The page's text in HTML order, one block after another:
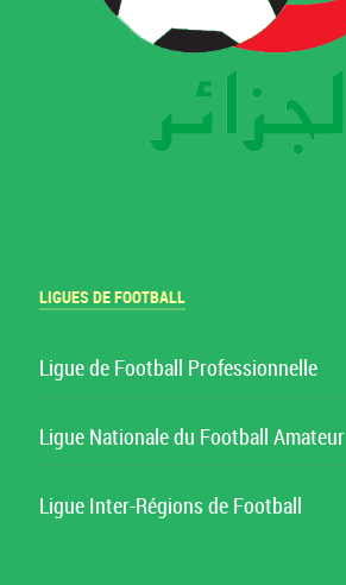
LIGUES DE FOOTBALL
Ligue de Football Professionnelle
Ligue Nationale du Football Amateur
Ligue Inter-Régions de Football